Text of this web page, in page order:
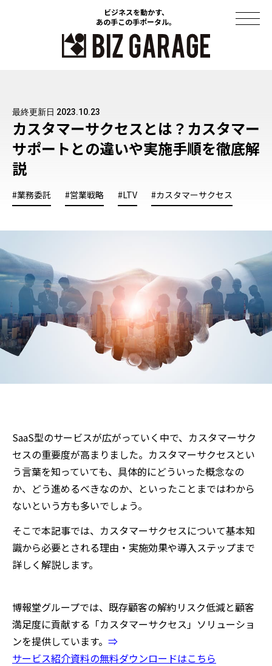
ビジネスを動かす、
あの手この手ポータル。
ビジネスを動かす、
あの手この手ポータル。
セミナー
資料ダウンロード
このサイトについて
最終更新日 2023.10.23
カスタマーサクセスとは？カスタマー
サポートとの違いや実施手順を徹底解
説
#業務委託 #営業戦略 #LTV #カスタマーサクセス
SaaS型のサービスが広がっていく中で、カスタマーサク
セスの重要度が高まりました。カスタマーサクセスとい
う言葉を知っていても、具体的にどういった概念なの
か、どう進めるべきなのか、といったことまではわから
ないという方も多いでしょう。
そこで本記事では、カスタマーサクセスについて基本知
識から必要とされる理由・実施効果や導入ステップまで
詳しく解説します。
博報堂グループでは、既存顧客の解約リスク低減と顧客
満足度に貢献する「カスタマーサクセス」ソリューショ
ンを提供しています。 ⇒
サービス紹介資料の無料ダウンロードはこちら